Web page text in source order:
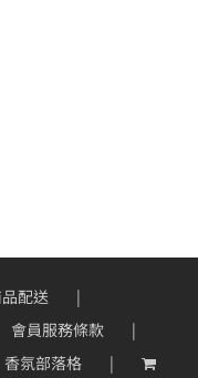
配送
會員服務條款
香氛部落格